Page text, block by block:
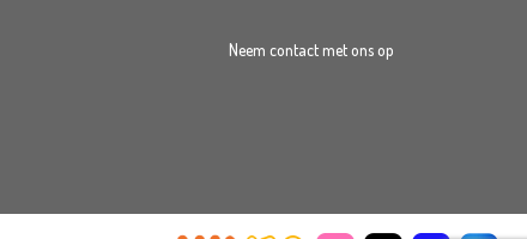
Neem contact met ons op